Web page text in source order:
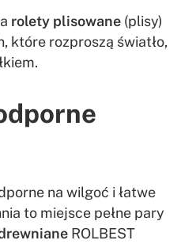
rolety plisowane (plisy)
które rozproszą światło,
na wilgoć i łatwe
to miejsce pełne pary
ROLBEST